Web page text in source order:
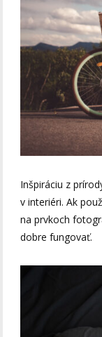
Inšpiráciu z
v interiéri. Ak
na prvkoch
dobre fungovať.